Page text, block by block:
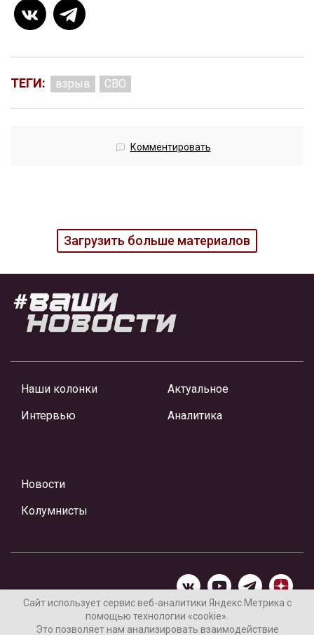
ТЕГИ: взрыв СВО
Комментировать
Загрузить больше материалов
Наши колонки
Интервью
Актуальное
Аналитика
Новости
Колумнисты
Материалы предоставлены редакцией Интернет-газеты
Сайт использует сервис веб-аналитики Яндекс Метрика с
помощью технологии «cookie».
Это позволяет нам анализировать взаимодействие